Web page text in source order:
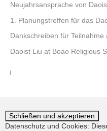
Neujahrsansprache von
1. Planungstreffen für das
Dankschreiben für Teilnahme
Daoist Liu at Boao Religious
Datenschutz und Cookies: